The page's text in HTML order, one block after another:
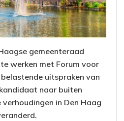
gemeenteraad
werken met Forum voor
uitspraken van
naar buiten
in Den Haag